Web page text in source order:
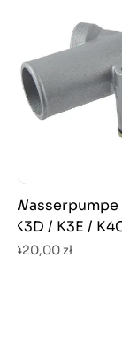
K3D / K3E /
420,00 zł